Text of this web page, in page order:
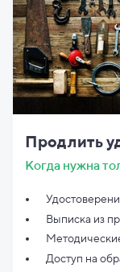
Продлить
Когда нужна
Выписка из
Доступ на